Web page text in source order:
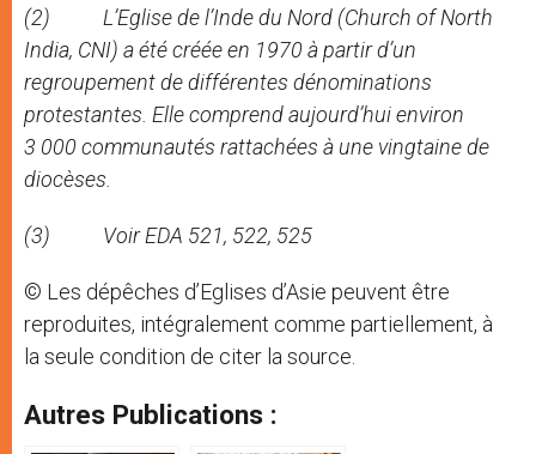
(2) L’Eglise de l’Inde du Nord (Church of North
India, CNI) a été créée en 1970 à partir d’un
regroupement de différentes dénominations
protestantes. Elle comprend aujourd’hui environ
3 000 communautés rattachées à une vingtaine de
diocèses.
(3) Voir EDA 521, 522, 525
© Les dépêches d’Eglises d’Asie peuvent être
reproduites, intégralement comme partiellement, à
la seule condition de citer la source.
Autres Publications :